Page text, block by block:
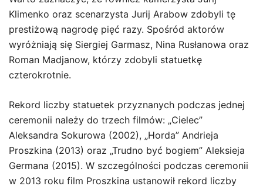
Klimenko oraz scenarzysta Jurij Arabow zdobyli tę
prestiżową nagrodę pięć razy. Spośród aktorów
wyróżniają się Siergiej Garmasz, Nina Rusłanowa oraz
Roman Madjanow, którzy zdobyli statuetkę
czterokrotnie.
Rekord liczby statuetek przyznanych podczas jednej
ceremonii należy do trzech filmów: „Cielec”
Aleksandra Sokurowa (2002), „Horda” Andrieja
Proszkina (2013) oraz „Trudno być bogiem” Aleksieja
Germana (2015). W szczególności podczas ceremonii
w 2013 roku film Proszkina ustanowił rekord liczby